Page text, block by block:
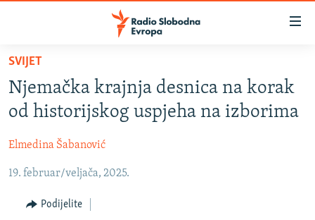
Pređite
glavni
sadržaj
na
navigaciju
Pređite
BOSNA I HERCEGOVINA
KOSOVO
CRNA GORA
VIZUELNO
SVIJET
Njemačka krajnja desnica na korak
od historijskog uspjeha na izborima
Elmedina Šabanović
19. februar/veljača, 2025.
Podijelite